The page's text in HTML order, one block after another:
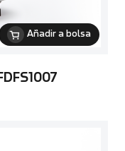
Añadir a bolsa